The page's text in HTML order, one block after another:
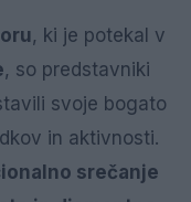
, ki je potekal v
, so predstavniki
svoje bogato
in aktivnosti.
srečanje